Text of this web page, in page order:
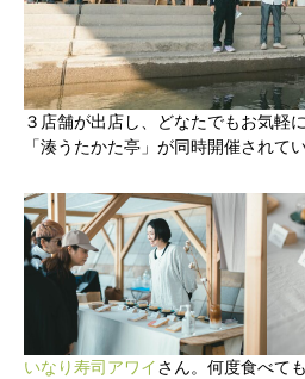
３店舗が出店し、どなたでもお気軽
「湊うたかた亭」が同時開催されて
いなり寿司アワイさん。何度食べて